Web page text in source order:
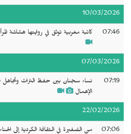
10/03/2026
07:46 كاتبة مغربية توثق في روايتها هشاشة
07/03/2026
07:19
نساء سجنان بين حفظ التراث وتجاهل
الإهمال
22/02/2026
07:06
من الضفيرة في الثقافة الكردية إلى